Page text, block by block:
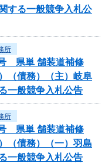
する一般競争入札公
所
県単 舗装道補修
（債務）（主）岐阜
一般競争入札公告
所
県単 舗装道補修
（債務）（一）羽島
一般競争入札公告